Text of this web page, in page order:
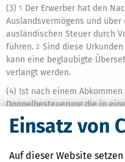
Einsatz von
Auf dieser Website
(3) 1
Der Erwerber hat den
Auslandsvermögens und
ausländischen Steuer durch
führen. 2 Sind diese
kann eine beglaubigte
verlangt werden.
(4) Ist nach einem
Doppelbesteuerung die in
Steuer auf die
bis 3 entsprechend